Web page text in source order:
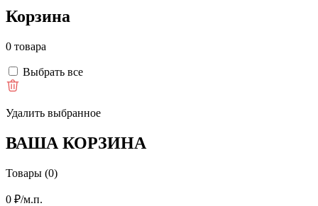
Корзина
0 товара
Выбрать все
Удалить выбранное
ВАША КОРЗИНА
Товары (0)
0 ₽/м.п.